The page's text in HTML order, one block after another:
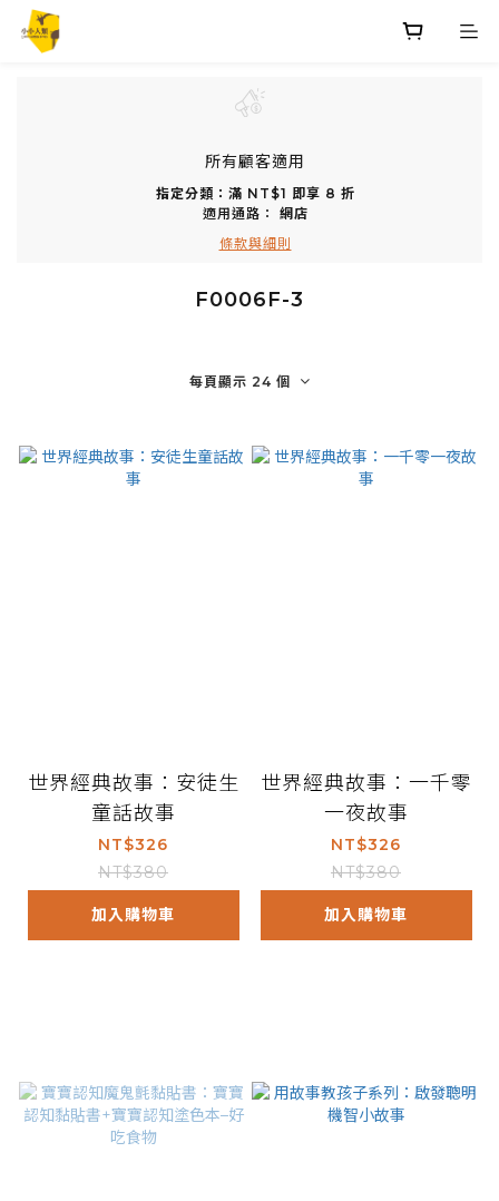
所有顧客適用
指定分類：滿 NT$1 即享 8 折
適用通路： 網店
條款與細則
F0006F-3
每頁顯示 24 個
世界經典故事：安徒生
童話故事
NT$326
NT$380
加入購物車
世界經典故事：一千零
一夜故事
NT$326
NT$380
加入購物車